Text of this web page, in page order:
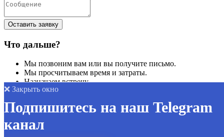
❌ Закрыть окно
Подпишитесь на наш Telegram
канал
Оставить заявку
Что дальше?
Мы позвоним вам или вы получите письмо.
Мы просчитываем время и затраты.
Назначаем встречу.
Позвоните нам
8(8652)38-70-77